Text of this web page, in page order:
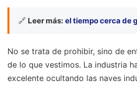
🔗 Leer más: el tiempo cerca de
No se trata de prohibir, sino de
de lo que vestimos. La industria
excelente ocultando las naves